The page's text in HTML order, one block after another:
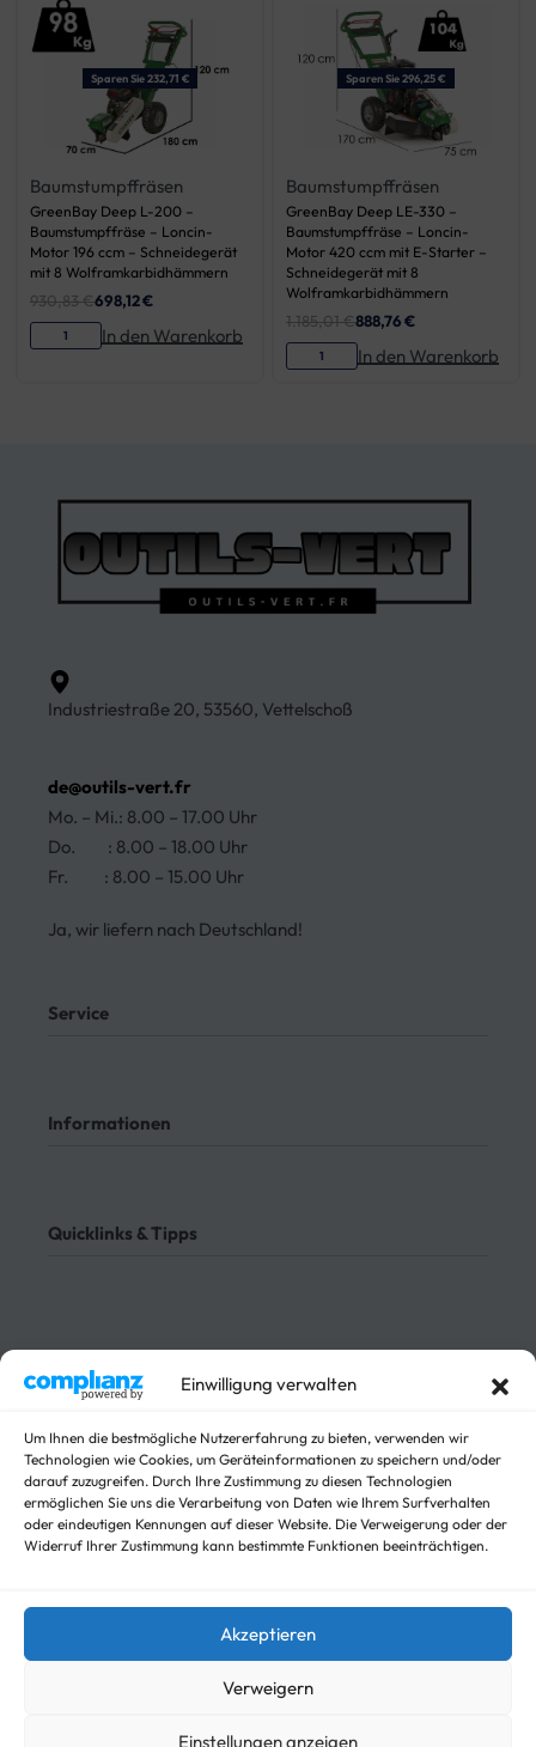
Einwilligung verwalten
Um Ihnen die bestmögliche Nutzererfahrung zu bieten, verwenden wir
Technologien wie Cookies, um Geräteinformationen zu speichern und/oder
darauf zuzugreifen. Durch Ihre Zustimmung zu diesen Technologien
ermöglichen Sie uns die Verarbeitung von Daten wie Ihrem Surfverhalten
oder eindeutigen Kennungen auf dieser Website. Die Verweigerung oder der
Widerruf Ihrer Zustimmung kann bestimmte Funktionen beeinträchtigen.
Akzeptieren
Verweigern
Einstellungen anzeigen
Sparen Sie 232,71 €
Baumstumpffräsen
GreenBay Deep L-200 –
Baumstumpffräse – Loncin-
Motor 196 ccm – Schneidegerät
mit 8 Wolframkarbidhämmern
930,83€698,12€
In den Warenkorb
Sparen Sie 296,25 €
Baumstumpffräsen
GreenBay Deep LE-330 –
Baumstumpffräse – Loncin-
Motor 420 ccm mit E-Starter –
Schneidegerät mit 8
Wolframkarbidhämmern
1.185,01€888,76€
In den Warenkorb
Industriestraße 20, 53560, Vettelschoß
de@outils-vert.fr
Mo. – Mi.: 8.00 – 17.00 Uhr
Do. : 8.00 – 18.00 Uhr
Fr. : 8.00 – 15.00 Uhr
Ja, wir liefern nach Deutschland!
Service
Meine Bestellungen
Informationen
Impressum
Quicklinks & Tipps
Absenkbare-Kofferanhänger
Anhänger
Arbeitsmaschinen
Autotrailer
Autotrailer geschlossen
Baumaschinen
Für Fahrzeuge
Kippanhänger Angebote
Koffer